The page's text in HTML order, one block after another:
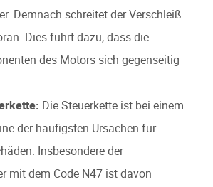
Demnach schreitet der Verschleiß
Dies führt dazu, dass die
des Motors sich gegenseitig
Die Steuerkette ist bei einem
der häufigsten Ursachen für
Insbesondere der
mit dem Code N47 ist davon